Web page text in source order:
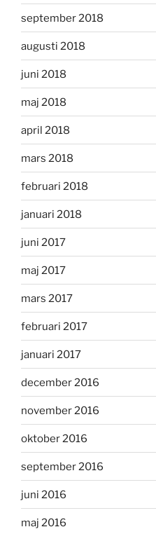
september 2018
augusti 2018
juni 2018
maj 2018
april 2018
mars 2018
februari 2018
januari 2018
juni 2017
maj 2017
mars 2017
februari 2017
januari 2017
december 2016
november 2016
oktober 2016
september 2016
juni 2016
maj 2016